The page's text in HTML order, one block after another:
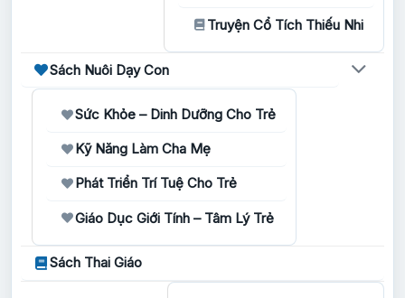
Truyện Cổ Tích Thiếu Nhi
Sách Nuôi Dạy Con
Sức Khỏe – Dinh Dưỡng Cho Trẻ
Kỹ Năng Làm Cha Mẹ
Phát Triển Trí Tuệ Cho Trẻ
Giáo Dục Giới Tính – Tâm Lý Trẻ
Sách Thai Giáo